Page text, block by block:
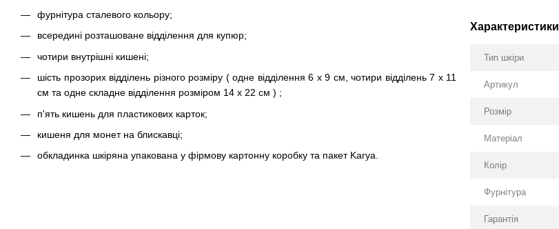
фурнітура сталевого кольору;
всередині розташоване відділення для купюр;
чотири внутрішні кишені;
шість прозорих відділень різного розміру ( одне відділення 6 х 9 см, чотири відділень 7 х 11
см та одне складне відділення розміром 14 х 22 см ) ;
п'ять кишень для пластикових карток;
кишеня для монет на блискавці;
обкладинка шкіряна упакована у фірмову картонну коробку та пакет Karya.
Характеристики
Тип шкіри
Артикул
Розмір
Матеріал
Колір
Фурнітура
Гарантія